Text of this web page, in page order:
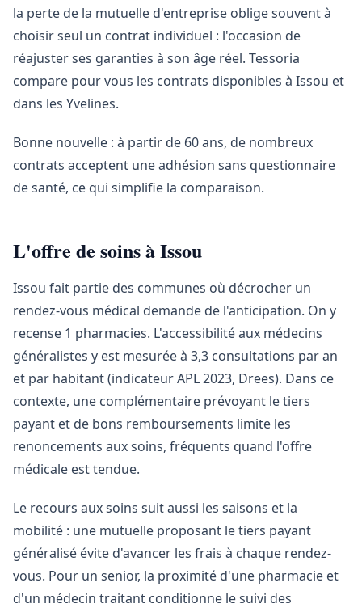
la perte de la mutuelle d'entreprise oblige souvent à
choisir seul un contrat individuel : l'occasion de
réajuster ses garanties à son âge réel. Tessoria
compare pour vous les contrats disponibles à Issou et
dans les Yvelines.
Bonne nouvelle : à partir de 60 ans, de nombreux
contrats acceptent une adhésion sans questionnaire
de santé, ce qui simplifie la comparaison.
L'offre de soins à Issou
Issou fait partie des communes où décrocher un
rendez-vous médical demande de l'anticipation. On y
recense 1 pharmacies. L'accessibilité aux médecins
généralistes y est mesurée à 3,3 consultations par an
et par habitant (indicateur APL 2023, Drees). Dans ce
contexte, une complémentaire prévoyant le tiers
payant et de bons remboursements limite les
renoncements aux soins, fréquents quand l'offre
médicale est tendue.
Le recours aux soins suit aussi les saisons et la
mobilité : une mutuelle proposant le tiers payant
généralisé évite d'avancer les frais à chaque rendez-
vous. Pour un senior, la proximité d'une pharmacie et
d'un médecin traitant conditionne le suivi des